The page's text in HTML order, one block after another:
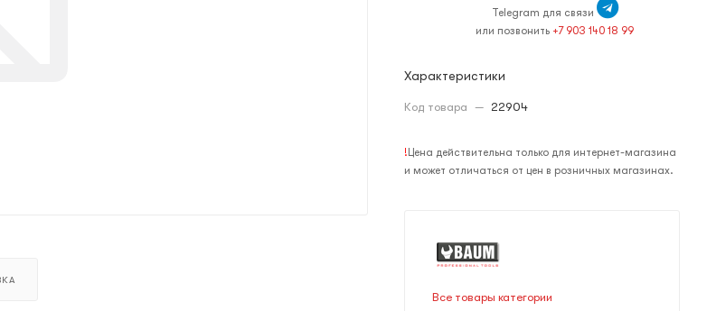
Telegram для связи
или позвонить +7 903 140 18 99
Характеристики
Код товара — 22904
! Цена действительна только для интернет-магазина
и может отличаться от цен в розничных магазинах.
Все товары категории